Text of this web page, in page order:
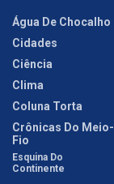
Água De Chocalho
Cidades
Ciência
Clima
Coluna Torta
Crônicas Do Meio-
Fio
Esquina Do
Continente